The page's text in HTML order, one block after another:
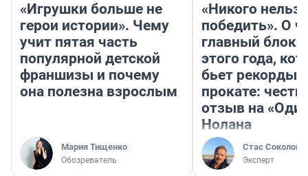
«Игрушки больше не
герои истории». Чему
учит пятая часть
популярной детской
франшизы и почему
она полезна взрослым
Мария Тищенко
Обозреватель
«Никого нельзя
победить». О
главный
этого года,
бьет рекорды в
прокате:
отзыв на
Нолана
Стас Соколов
Эксперт